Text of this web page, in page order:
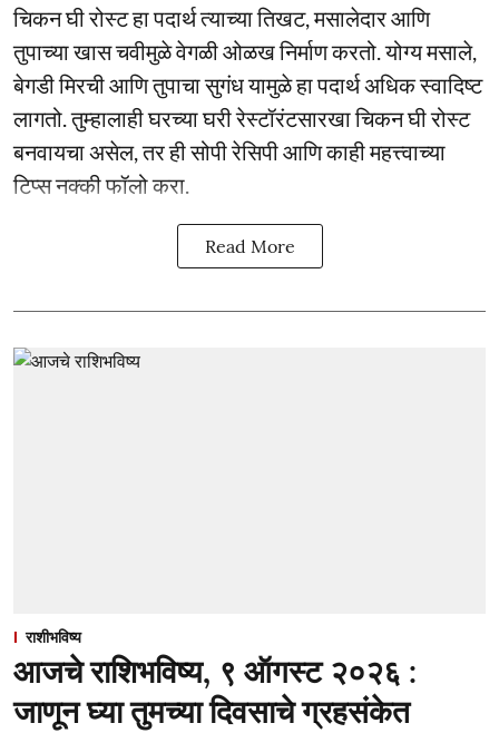
चिकन घी रोस्ट हा पदार्थ त्याच्या तिखट, मसालेदार आणि
तुपाच्या खास चवीमुळे वेगळी ओळख निर्माण करतो. योग्य मसाले,
बेगडी मिरची आणि तुपाचा सुगंध यामुळे हा पदार्थ अधिक स्वादिष्ट
लागतो. तुम्हालाही घरच्या घरी रेस्टॉरंटसारखा चिकन घी रोस्ट
बनवायचा असेल, तर ही सोपी रेसिपी आणि काही महत्त्वाच्या
टिप्स नक्की फॉलो करा.
Read More
राशीभविष्य
आजचे राशिभविष्य, ९ ऑगस्ट २०२६ :
जाणून घ्या तुमच्या दिवसाचे ग्रहसंकेत